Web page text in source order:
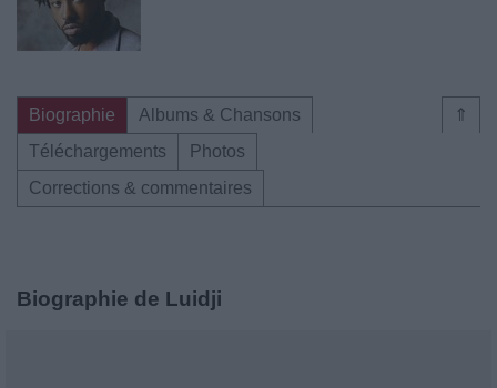
⇑
Biographie
Albums & Chansons
Téléchargements
Photos
Corrections & commentaires
Biographie de Luidji